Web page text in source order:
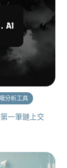
分析工具
一筆鏈上交